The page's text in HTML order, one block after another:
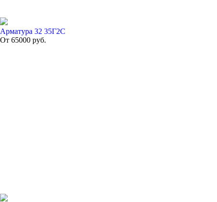
Арматура 32 35Г2С
От 65000 руб.